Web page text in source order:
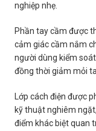
nghiệp nhẹ.
Phần tay cầm được
cảm giác cầm nắm
người dùng kiểm
đồng thời giảm mỏi
Lớp cách điện được
kỹ thuật nghiêm
điểm khác biệt quan